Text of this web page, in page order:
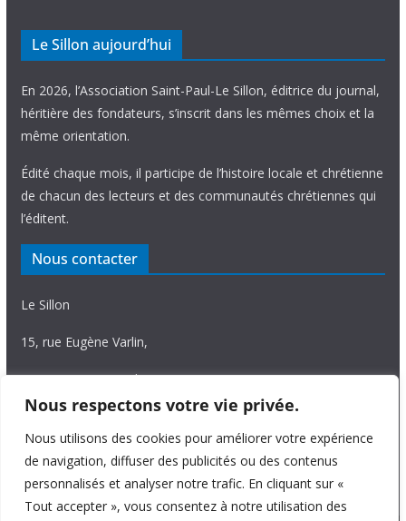
Nous respectons votre vie privée.
Nous utilisons des cookies pour améliorer votre expérience
de navigation, diffuser des publicités ou des contenus
personnalisés et analyser notre trafic. En cliquant sur «
Tout accepter », vous consentez à notre utilisation des
Le Sillon aujourd’hui
En 2026, l’Association Saint-Paul-Le Sillon, éditrice du journal,
héritière des fondateurs, s’inscrit dans les mêmes choix et la
même orientation.
Édité chaque mois, il participe de l’histoire locale et chrétienne
de chacun des lecteurs et des communautés chrétiennes qui
l’éditent.
Nous contacter
Le Sillon
15, rue Eugène Varlin,
87036 Limoges Cedex.
Tél. 05 55 06 14 15
Nous écrire